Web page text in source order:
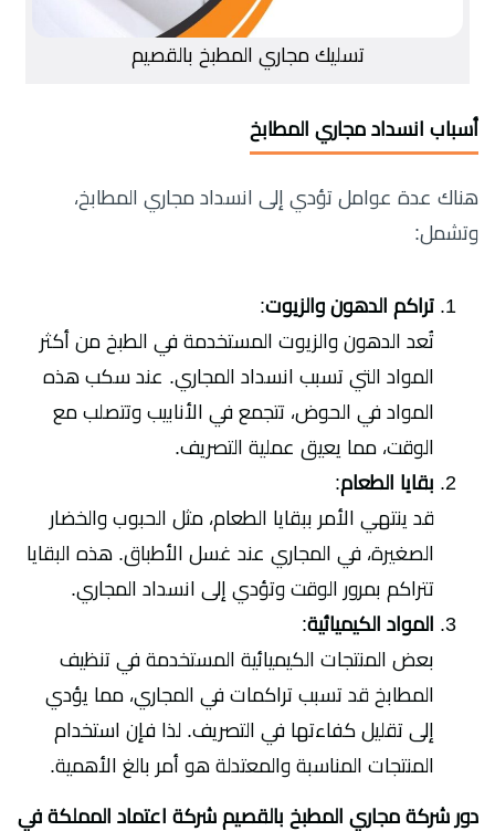
تسليك مجاري المطبخ بالقصيم
أسباب انسداد مجاري المطابخ
هناك عدة عوامل تؤدي إلى انسداد مجاري المطابخ،
وتشمل:
تراكم الدهون والزيوت:
تُعد الدهون والزيوت المستخدمة في الطبخ من أكثر
المواد التي تسبب انسداد المجاري. عند سكب هذه
المواد في الحوض، تتجمع في الأنابيب وتتصلب مع
الوقت، مما يعيق عملية التصريف.
بقايا الطعام:
قد ينتهي الأمر ببقايا الطعام، مثل الحبوب والخضار
الصغيرة، في المجاري عند غسل الأطباق. هذه البقايا
تتراكم بمرور الوقت وتؤدي إلى انسداد المجاري.
المواد الكيميائية:
بعض المنتجات الكيميائية المستخدمة في تنظيف
المطابخ قد تسبب تراكمات في المجاري، مما يؤدي
إلى تقليل كفاءتها في التصريف. لذا فإن استخدام
المنتجات المناسبة والمعتدلة هو أمر بالغ الأهمية.
دور شركة مجاري المطبخ بالقصيم شركة اعتماد المملكة في